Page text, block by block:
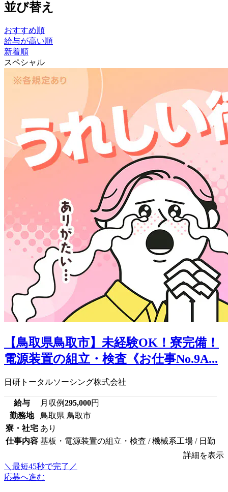
並び替え
おすすめ順
給与が高い順
新着順
スペシャル
【鳥取県鳥取市】未経験OK！寮完備！
電源装置の組立・検査《お仕事No.9A...
日研トータルソーシング株式会社
給与 月収例295,000円
勤務地
鳥取県 鳥取市
寮・社宅 あり
仕事内容 基板・電源装置の組立・検査 / 機械系工場 / 日勤
詳細を表示
＼最短45秒で完了／
応募へ進む